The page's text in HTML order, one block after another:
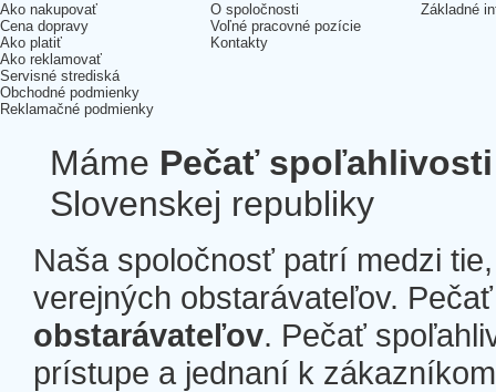
Ako nakupovať
Cena dopravy
Ako platiť
Ako reklamovať
Servisné strediská
Obchodné podmienky
Reklamačné podmienky
O spoločnosti
Voľné pracovné pozície
Kontakty
Základné
Máme Pečať spoľahlivosti
Slovenskej republiky
Naša spoločnosť patrí medzi
verejných obstarávateľov.
obstarávateľov. Pečať
prístupe a jednaní k